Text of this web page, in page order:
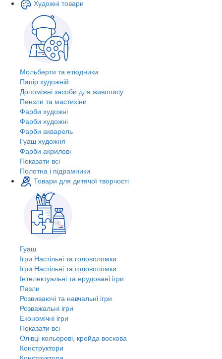
Художні товари
Мольберти та етюдники
Папір художній
Допоміжні засоби для живопису
Пензли та мастихіни
Фарби художні
Фарби художні
Фарби акварель
Гуаш художня
Фарби акрилові
Показати всі
Полотна і підрамники
Товари для дитячої творчості
Гуаш
Ігри Настільні та головоломки
Ігри Настільні та головоломки
Інтелектуальні та ерудовані ігри
Пазли
Розвиваючі та навчальні ігри
Розважальні ігри
Економічні ігри
Показати всі
Олівці кольорові, крейда воскова
Конструктори